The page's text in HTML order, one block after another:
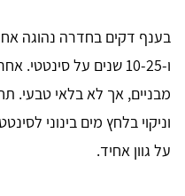
ו-10-25 שנים על
מבניים, אך לא בלאי טבעי.
וניקוי בלחץ מים בינוני
על גוון אחיד.